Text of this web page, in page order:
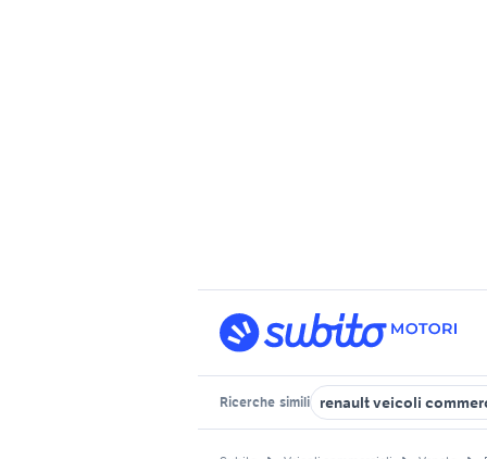
Ricerche simili renault veicoli